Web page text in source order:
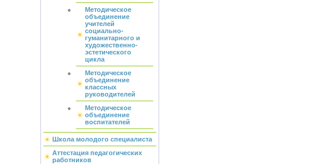
Методическое
объединение
учителей
социально-
гуманитарного и
художественно-
эстетического
цикла
Методическое
объединение
классных
руководителей
Методическое
объединение
воспитателей
Школа молодого специалиста
Аттестация педагогических
работников